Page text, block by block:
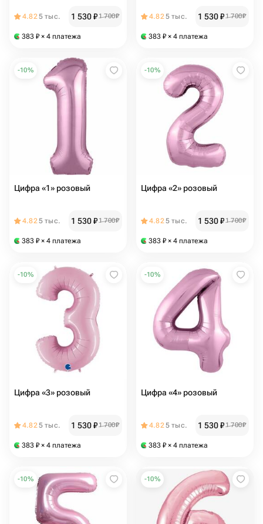
4.825 тыс. 1 530₽1 700₽
383 ₽ × 4 платежа
4.825 тыс. 1 530₽1 700₽
383 ₽ × 4 платежа
-10%
Цифра «1» розовый
4.825 тыс. 1 530₽1 700₽
383 ₽ × 4 платежа
-10%
Цифра «2» розовый
4.825 тыс. 1 530₽1 700₽
383 ₽ × 4 платежа
-10%
Цифра «3» розовый
4.825 тыс. 1 530₽1 700₽
383 ₽ × 4 платежа
-10%
Цифра «4» розовый
4.825 тыс. 1 530₽1 700₽
383 ₽ × 4 платежа
-10% -10%